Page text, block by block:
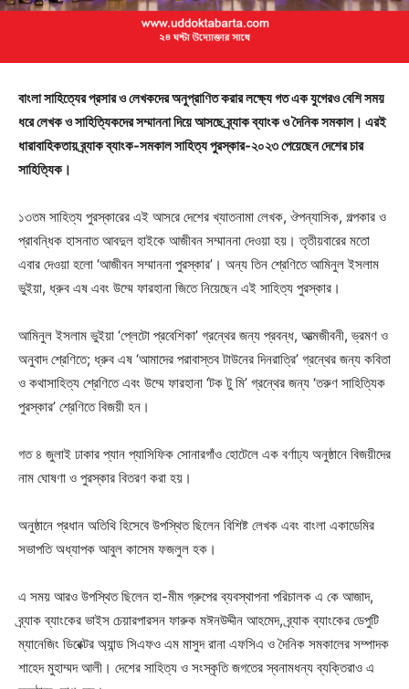
বাংলা সাহিত্যের প্রসার ও লেখকদের অনুপ্রাণিত করার লক্ষ্যে গত এক যুগেরও বেশি সময়
ধরে লেখক ও সাহিত্যিকদের সম্মাননা দিয়ে আসছে ব্র্যাক ব্যাংক ও দৈনিক সমকাল। এরই
ধারাবাহিকতায় ব্র্যাক ব্যাংক-সমকাল সাহিত্য পুরস্কার-২০২৩ পেয়েছেন দেশের চার
সাহিত্যিক।
১৩তম সাহিত্য পুরস্কারের এই আসরে দেশের খ্যাতনামা লেখক, ঔপন্যাসিক, গল্পকার ও
প্রাবন্ধিক হাসনাত আবদুল হাইকে আজীবন সম্মাননা দেওয়া হয়। তৃতীয়বারের মতো
এবার দেওয়া হলো ‘আজীবন সম্মাননা পুরস্কার’। অন্য তিন শ্রেণিতে আমিনুল ইসলাম
ভুইয়া, ধ্রুব এষ এবং উম্মে ফারহানা জিতে নিয়েছেন এই সাহিত্য পুরস্কার।
আমিনুল ইসলাম ভুইয়া ‘প্লেটো প্রবেশিকা’ গ্রন্থের জন্য প্রবন্ধ, আত্মজীবনী, ভ্রমণ ও
অনুবাদ শ্রেণিতে; ধ্রুব এষ ‘আমাদের পরাবাস্তব টাউনের দিনরাত্রি’ গ্রন্থের জন্য কবিতা
ও কথাসাহিত্য শ্রেণিতে এবং উম্মে ফারহানা ‘টক টু মি’ গ্রন্থের জন্য ‘তরুণ সাহিত্যিক
পুরস্কার’ শ্রেণিতে বিজয়ী হন।
গত ৪ জুলাই ঢাকার প্যান প্যাসিফিক সোনারগাঁও হোটেলে এক বর্ণাঢ্য অনুষ্ঠানে বিজয়ীদের
নাম ঘোষণা ও পুরস্কার বিতরণ করা হয়।
অনুষ্ঠানে প্রধান অতিথি হিসেবে উপস্থিত ছিলেন বিশিষ্ট লেখক এবং বাংলা একাডেমির
সভাপতি অধ্যাপক আবুল কাসেম ফজলুল হক।
এ সময় আরও উপস্থিত ছিলেন হা-মীম গ্রুপের ব্যবস্থাপনা পরিচালক এ কে আজাদ,
ব্র্যাক ব্যাংকের ভাইস চেয়ারপারসন ফারুক মঈনউদ্দীন আহমেদ, ব্র্যাক ব্যাংকের ডেপুটি
ম্যানেজিং ডিরেক্টর অ্যান্ড সিএফও এম মাসুদ রানা এফসিএ ও দৈনিক সমকালের সম্পাদক
শাহেদ মুহাম্মদ আলী। দেশের সাহিত্য ও সংস্কৃতি জগতের স্বনামধন্য ব্যক্তিরাও এ